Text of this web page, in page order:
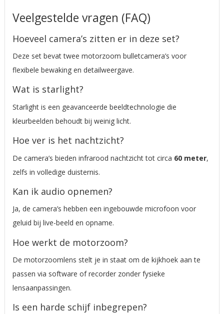
Veelgestelde vragen (FAQ)
Hoeveel camera’s zitten er in deze set?
Deze set bevat twee motorzoom bulletcamera’s voor
flexibele bewaking en detailweergave.
Wat is starlight?
Starlight is een geavanceerde beeldtechnologie die
kleurbeelden behoudt bij weinig licht.
Hoe ver is het nachtzicht?
De camera’s bieden infrarood nachtzicht tot circa 60 meter,
zelfs in volledige duisternis.
Kan ik audio opnemen?
Ja, de camera’s hebben een ingebouwde microfoon voor
geluid bij live-beeld en opname.
Hoe werkt de motorzoom?
De motorzoomlens stelt je in staat om de kijkhoek aan te
passen via software of recorder zonder fysieke
lensaanpassingen.
Is een harde schijf inbegrepen?